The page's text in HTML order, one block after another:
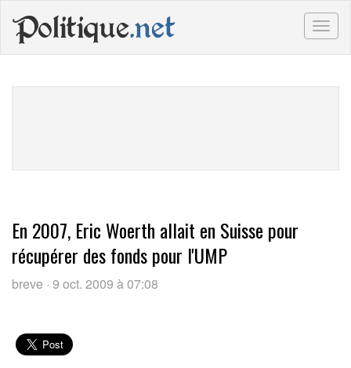
Politique.net
En 2007, Eric Woerth allait en Suisse pour
récupérer des fonds pour l'UMP
breve · 9 oct. 2009 à 07:08